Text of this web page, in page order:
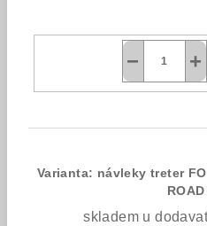
+
−
Varianta: návleky treter
skladem u